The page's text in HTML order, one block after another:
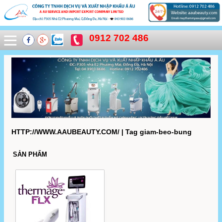
0912 702 486
HTTP://WWW.AAUBEAUTY.COM/ | Tag giam-beo-bung
SẢN PHẨM